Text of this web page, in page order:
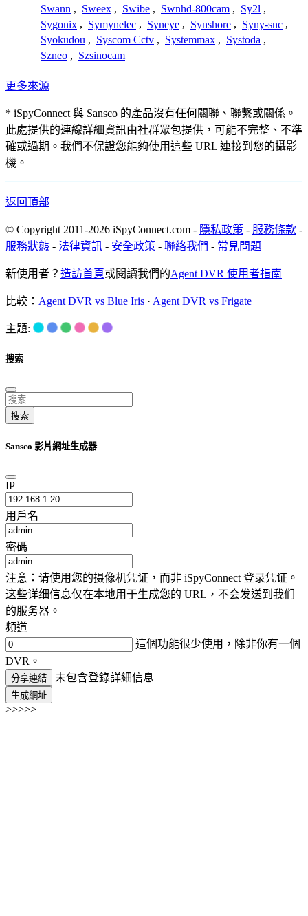
Swann , Sweex , Swibe , Swnhd-800cam , Sy2l ,
Sygonix , Symynelec , Syneye , Synshore , Syny-snc ,
Syokudou , Syscom Cctv , Systemmax , Systoda ,
Szneo , Szsinocam
更多來源
* iSpyConnect 與 Sansco 的產品沒有任何關聯、聯繫或關係。
此處提供的連線詳細資訊由社群眾包提供，可能不完整、不準
確或過期。我們不保證您能夠使用這些 URL 連接到您的攝影
機。
返回頂部
© Copyright 2011-2026 iSpyConnect.com - 隱私政策 - 服務條款 -
服務狀態 - 法律資訊 - 安全政策 - 聯絡我們 - 常見問題
新使用者？ 造訪首頁或閱讀我們的Agent DVR 使用者指南
比較： Agent DVR vs Blue Iris · Agent DVR vs Frigate
主題:
搜索
搜索
Sansco 影片網址生成器
IP
用戶名
密碼
注意：请使用您的摄像机凭证，而非 iSpyConnect 登录凭证。
这些详细信息仅在本地用于生成您的 URL，不会发送到我们
的服务器。
頻道
這個功能很少使用，除非你有一個
DVR。
分享連結 未包含登錄詳細信息
生成網址
>>>>>